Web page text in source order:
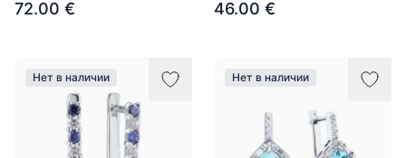
72.00 € 46.00 €
Нет в наличии Нет в наличии